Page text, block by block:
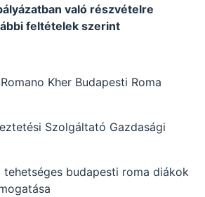
való részvételre
feltételek szerint
Romano Kher Budapesti Roma
Szolgáltató Gazdasági
tehetséges budapesti roma diákok